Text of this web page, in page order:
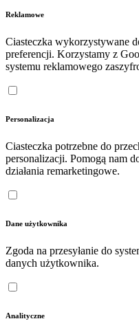
Reklamowe
Ciasteczka wykorzystywane
preferencji. Korzystamy z
systemu reklamowego
Personalizacja
Ciasteczka potrzebne do
personalizacji. Pomogą nam
działania remarketingowe.
Dane użytkownika
Zgoda na przesyłanie do
danych użytkownika.
Analityczne